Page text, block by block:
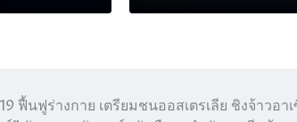
ฟื้นฟูร่างกาย เตรียมชนออสเตรเลีย ชิงจ้าวอา